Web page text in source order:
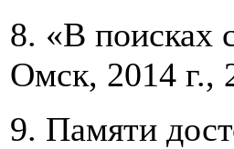
8. «В поисках
Омск, 2014 г.,
9. Памяти